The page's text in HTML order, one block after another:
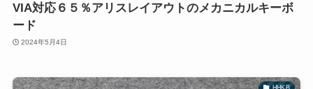
VIA対応６５％アリスレイアウトのメカニカルキーボ
ード
2024年5月4日
HHKB